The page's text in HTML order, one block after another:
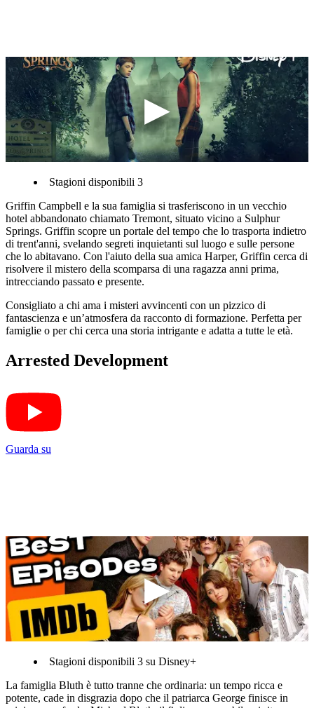
Stagioni disponibili 3
Griffin Campbell e la sua famiglia si trasferiscono in un vecchio
hotel abbandonato chiamato Tremont, situato vicino a Sulphur
Springs. Griffin scopre un portale del tempo che lo trasporta indietro
di trent'anni, svelando segreti inquietanti sul luogo e sulle persone
che lo abitavano. Con l'aiuto della sua amica Harper, Griffin cerca di
risolvere il mistero della scomparsa di una ragazza anni prima,
intrecciando passato e presente.
Consigliato a chi ama i misteri avvincenti con un pizzico di
fantascienza e un’atmosfera da racconto di formazione. Perfetta per
famiglie o per chi cerca una storia intrigante e adatta a tutte le età.
Arrested Development
Guarda su
Stagioni disponibili 3 su Disney+
La famiglia Bluth è tutto tranne che ordinaria: un tempo ricca e
potente, cade in disgrazia dopo che il patriarca George finisce in